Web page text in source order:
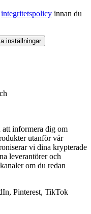
integritetspolicy innan du
inställningar
informera dig om
utanför vår
vi dina krypterade
leverantörer och
om du redan
Pinterest, TikTok